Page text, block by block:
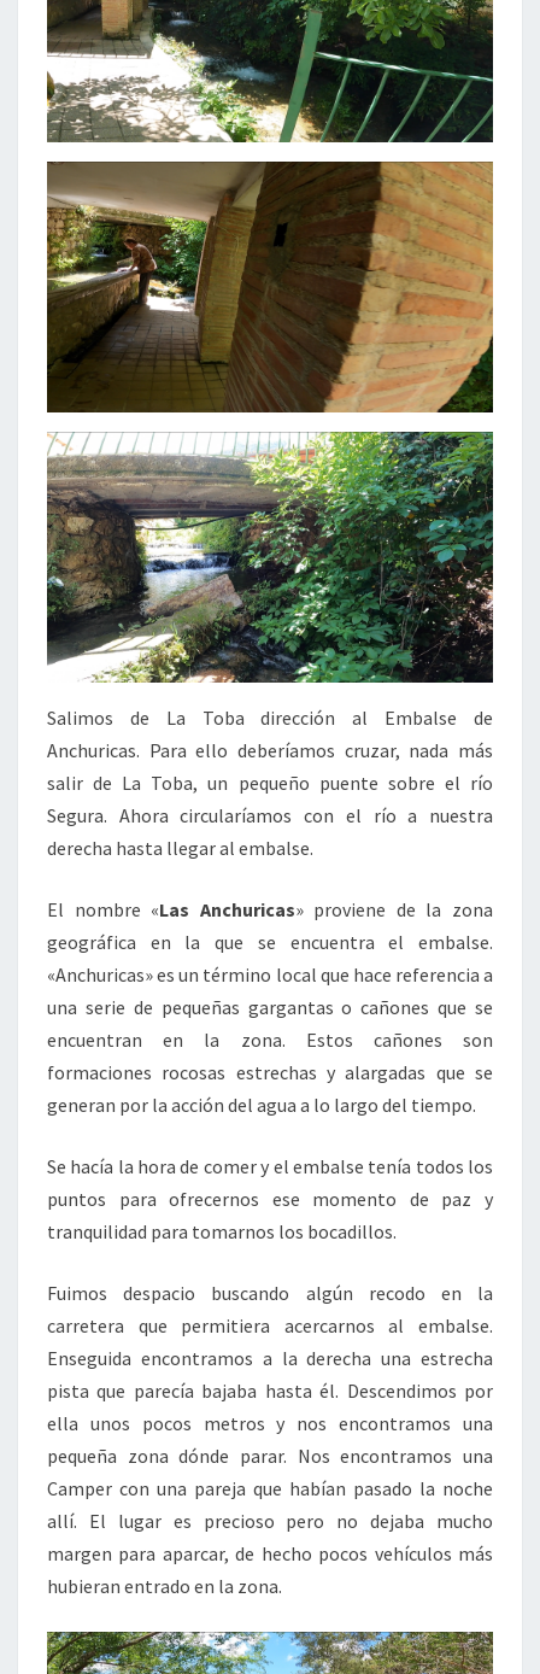
Salimos de La Toba dirección al Embalse de
Anchuricas. Para ello deberíamos cruzar, nada más
salir de La Toba, un pequeño puente sobre el río
Segura. Ahora circularíamos con el río a nuestra
derecha hasta llegar al embalse.
El nombre «Las Anchuricas» proviene de la zona
geográfica en la que se encuentra el embalse.
«Anchuricas» es un término local que hace referencia a
una serie de pequeñas gargantas o cañones que se
encuentran en la zona. Estos cañones son
formaciones rocosas estrechas y alargadas que se
generan por la acción del agua a lo largo del tiempo.
Se hacía la hora de comer y el embalse tenía todos los
puntos para ofrecernos ese momento de paz y
tranquilidad para tomarnos los bocadillos.
Fuimos despacio buscando algún recodo en la
carretera que permitiera acercarnos al embalse.
Enseguida encontramos a la derecha una estrecha
pista que parecía bajaba hasta él. Descendimos por
ella unos pocos metros y nos encontramos una
pequeña zona dónde parar. Nos encontramos una
Camper con una pareja que habían pasado la noche
allí. El lugar es precioso pero no dejaba mucho
margen para aparcar, de hecho pocos vehículos más
hubieran entrado en la zona.